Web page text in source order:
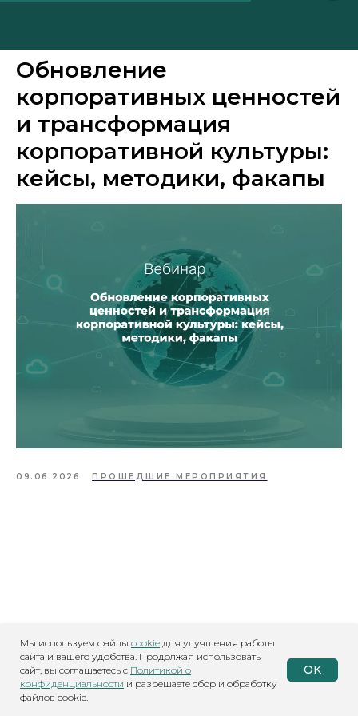
Обновление
корпоративных ценностей
и трансформация
корпоративной культуры:
кейсы, методики, факапы
09.06.2026 ПРОШЕДШИЕ МЕРОПРИЯТИЯ
Мы используем файлы cookie для улучшения работы
сайта и вашего удобства. Продолжая использовать
сайт, вы соглашаетесь с Политикой о
конфиденциальности и разрешаете сбор и обработку
файлов cookie.
OK